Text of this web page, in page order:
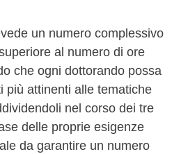
un numero complessivo
al numero di ore
che ogni dottorando possa
più attinenti alle tematiche
nel corso dei tre
delle proprie esigenze
da garantire un numero